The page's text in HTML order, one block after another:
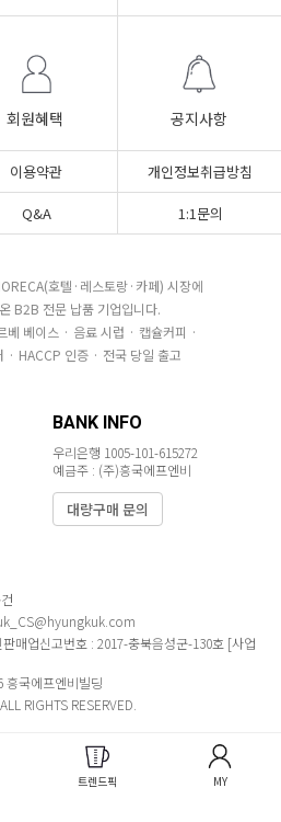
회원혜택 공지사항
이용약관
개인정보취급방침
Q&A 1:1문의
호텔·레스토랑·카페) 시장에
B2B 전문 납품 기업입니다.
베 베이스 · 음료 시럽 · 캡슐커피 ·
· HACCP 인증 · 전국 당일 출고
BANK INFO
우리은행 1005-101-615272
예금주 : (주)흥국에프엔비
대량구매 문의
매업신고번호 : 2017-충북음성군-130호 [사업
흥국에프엔비빌딩
RIGHTS RESERVED.
트렌드픽 MY